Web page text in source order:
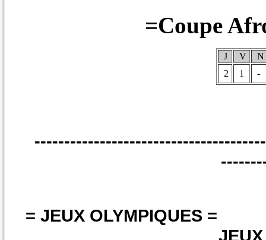
=Coupe
J V
N
2
1 -
= JEUX OLYMPIQUES